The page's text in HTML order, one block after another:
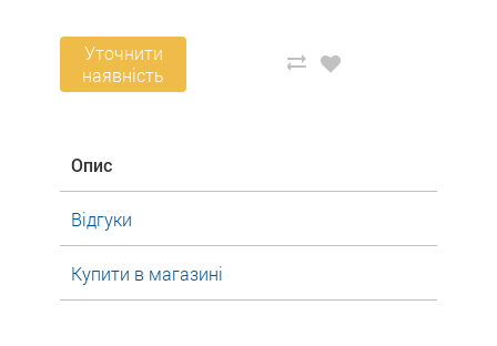
Уточнити
наявність
Опис
Відгуки
Купити в магазині